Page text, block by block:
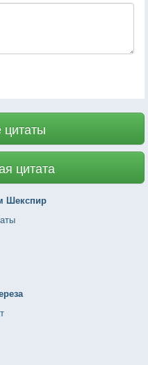
цитата
Шекспир